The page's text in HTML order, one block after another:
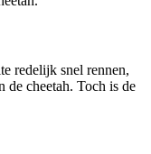
redelijk snel rennen,
de cheetah. Toch is de